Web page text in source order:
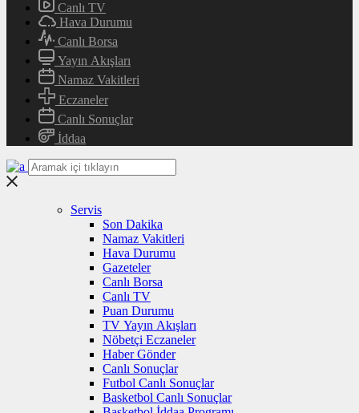
Canlı TV
Hava Durumu
Canlı Borsa
Yayın Akışları
Namaz Vakitleri
Eczaneler
Canlı Sonuçlar
İddaa
Servis
Son Dakika
Namaz Vakitleri
Hava Durumu
Gazeteler
Canlı Borsa
Canlı TV
Puan Durumu
TV Yayın Akışları
Nöbetçi Eczaneler
Haber Gönder
Canlı Sonuçlar
Futbol Canlı Sonuçlar
Basketbol Canlı Sonuçlar